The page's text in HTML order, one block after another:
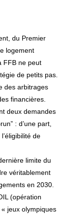
du Premier
logement
FFB ne peut
de petits pas.
des arbitrages
financières.
deux demandes
: d’une part,
de
limite du
véritablement
en 2030.
(opération
jeux olympiques